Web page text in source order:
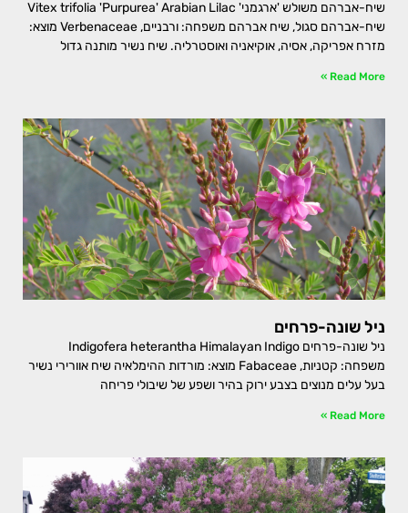
שיח-אברהם סגול, שיח אברהם משפחה: ורבניים, Verbenaceae מוצא:
מזרח אפריקה, אסיה, אוקיאניה ואוסטרליה. שיח נשיר מותנה גדול
Read More »
ניל שונה-פרחים
ניל שונה-פרחים Indigofera heterantha Himalayan Indigo
משפחה: קטניות, Fabaceae מוצא: מורדות ההימלאיה שיח אוורירי נשיר
בעל עלים מנוצים בצבע ירוק בהיר ושפע של שיבולי פריחה
Read More »